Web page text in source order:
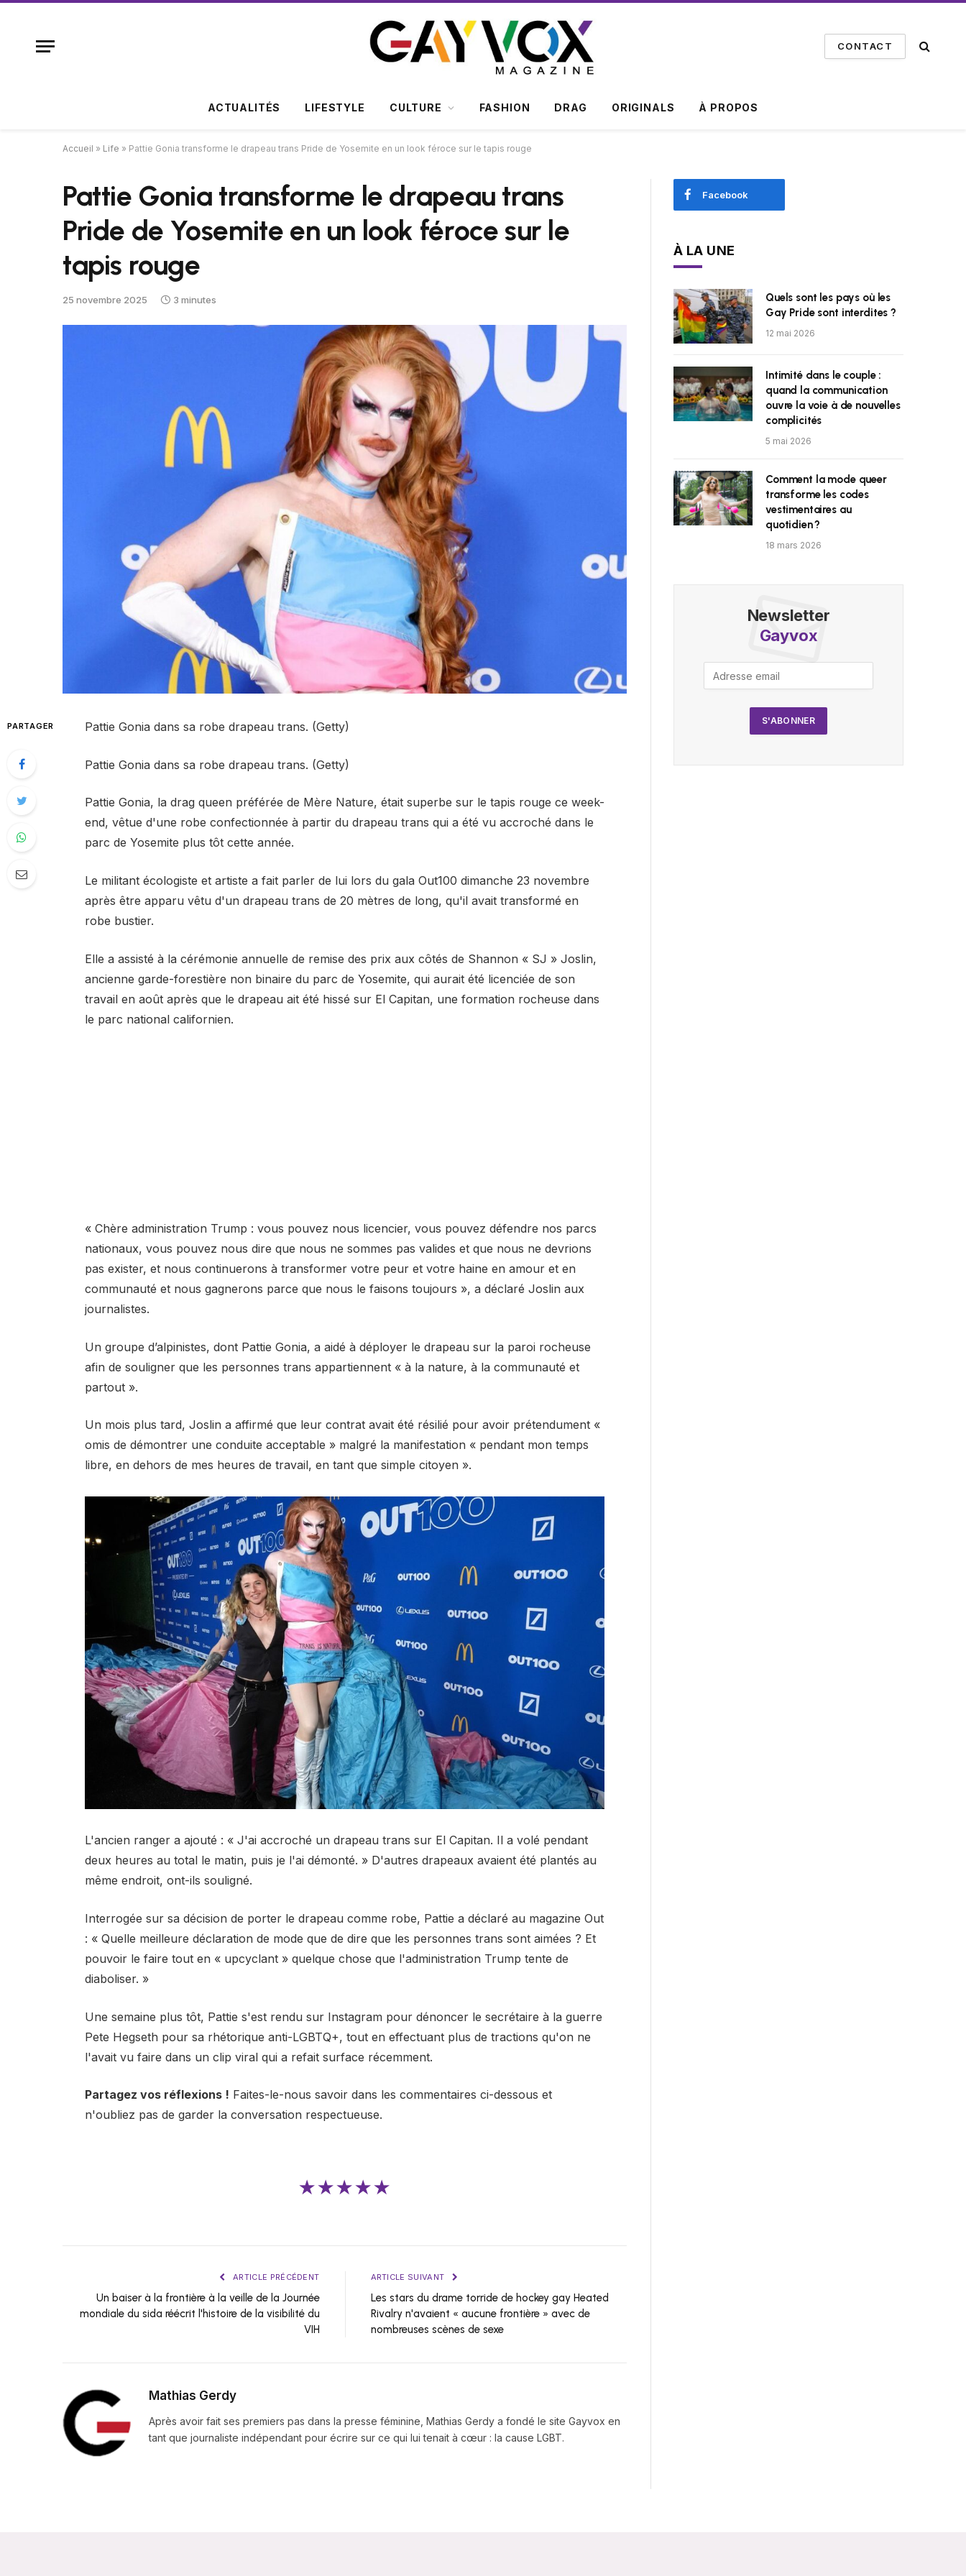
CONTACT
ACTUALITÉS LIFESTYLE CULTURE FASHION DRAG ORIGINALS À PROPOS
Accueil » Life » Pattie Gonia transforme le drapeau trans Pride de Yosemite en un look féroce sur le tapis rouge
Pattie Gonia transforme le drapeau trans
Pride de Yosemite en un look féroce sur le
tapis rouge
25 novembre 2025 3 minutes
PARTAGER Pattie Gonia dans sa robe drapeau trans. (Getty)
Pattie Gonia dans sa robe drapeau trans. (Getty)
Pattie Gonia, la drag queen préférée de Mère Nature, était superbe sur le tapis rouge ce week-
end, vêtue d'une robe confectionnée à partir du drapeau trans qui a été vu accroché dans le
parc de Yosemite plus tôt cette année.
Le militant écologiste et artiste a fait parler de lui lors du gala Out100 dimanche 23 novembre
après être apparu vêtu d'un drapeau trans de 20 mètres de long, qu'il avait transformé en
robe bustier.
Elle a assisté à la cérémonie annuelle de remise des prix aux côtés de Shannon « SJ » Joslin,
ancienne garde-forestière non binaire du parc de Yosemite, qui aurait été licenciée de son
travail en août après que le drapeau ait été hissé sur El Capitan, une formation rocheuse dans
le parc national californien.
« Chère administration Trump : vous pouvez nous licencier, vous pouvez défendre nos parcs
nationaux, vous pouvez nous dire que nous ne sommes pas valides et que nous ne devrions
pas exister, et nous continuerons à transformer votre peur et votre haine en amour et en
communauté et nous gagnerons parce que nous le faisons toujours », a déclaré Joslin aux
journalistes.
Un groupe d’alpinistes, dont Pattie Gonia, a aidé à déployer le drapeau sur la paroi rocheuse
afin de souligner que les personnes trans appartiennent « à la nature, à la communauté et
partout ».
Un mois plus tard, Joslin a affirmé que leur contrat avait été résilié pour avoir prétendument «
omis de démontrer une conduite acceptable » malgré la manifestation « pendant mon temps
libre, en dehors de mes heures de travail, en tant que simple citoyen ».
L'ancien ranger a ajouté : « J'ai accroché un drapeau trans sur El Capitan. Il a volé pendant
deux heures au total le matin, puis je l'ai démonté. » D'autres drapeaux avaient été plantés au
même endroit, ont-ils souligné.
Interrogée sur sa décision de porter le drapeau comme robe, Pattie a déclaré au magazine Out
: « Quelle meilleure déclaration de mode que de dire que les personnes trans sont aimées ? Et
pouvoir le faire tout en « upcyclant » quelque chose que l'administration Trump tente de
diaboliser. »
Une semaine plus tôt, Pattie s'est rendu sur Instagram pour dénoncer le secrétaire à la guerre
Pete Hegseth pour sa rhétorique anti-LGBTQ+, tout en effectuant plus de tractions qu'on ne
l'avait vu faire dans un clip viral qui a refait surface récemment.
Partagez vos réflexions ! Faites-le-nous savoir dans les commentaires ci-dessous et
n'oubliez pas de garder la conversation respectueuse.
★★★★★
ARTICLE PRÉCÉDENT
Un baiser à la frontière à la veille de la Journée
mondiale du sida réécrit l'histoire de la visibilité du
VIH
ARTICLE SUIVANT
Les stars du drame torride de hockey gay Heated
Rivalry n'avaient « aucune frontière » avec de
nombreuses scènes de sexe
Mathias Gerdy
Après avoir fait ses premiers pas dans la presse féminine, Mathias Gerdy a fondé le site Gayvox en
tant que journaliste indépendant pour écrire sur ce qui lui tenait à cœur : la cause LGBT.
Facebook
À LA UNE
Quels sont les pays où les
Gay Pride sont interdites ?
12 mai 2026
Intimité dans le couple :
quand la communication
ouvre la voie à de nouvelles
complicités
5 mai 2026
Comment la mode queer
transforme les codes
vestimentaires au
quotidien ?
18 mars 2026
Newsletter
Gayvox